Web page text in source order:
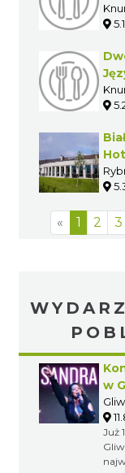
« 1 2 3
w
Już